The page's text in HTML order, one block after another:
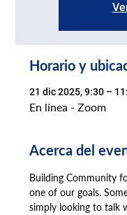
Horario y
21 dic 2025, 9:30 –
En línea - Zoom
Acerca del
Building Community
one of our goals.
simply looking to talk